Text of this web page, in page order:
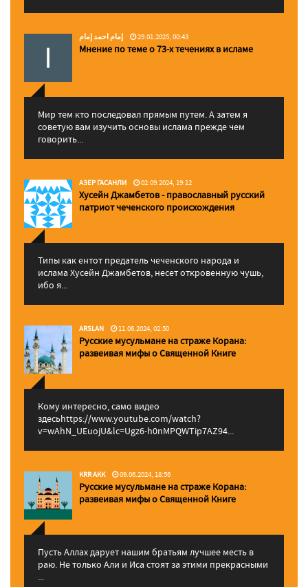
إمام احمد إمام 29.01.2025, 00:43
Мнение по теме о 73-х течениях в исламе
Мир тем кто последовал прямым путем. А затем я
советую вам изучить основы ислама прежде чем
говорить...
АЗЕР ГАСАНЛИ 02.09.2024, 19:12
Хусейн Джамбетов - православный русский
патриот чеченского происхождения
Типы как ентот предатель чеченского народа и
ислама Хусейн Джамбетов, несет откровенную чушь,
ибо я...
ARSLAN 11.06.2024, 02:50
Русские мусульмане на страже Корана:
pазвеивая мифы о Священной Книге
Кому интересно, само видео
здесьhttps://www.youtube.com/watch?
v=wAhN_UEuojU&lc=Ugz6-h0nMPQWTip7AZ94...
KRR AKK 09.06.2024, 18:56
Русские мусульмане на страже Корана:
pазвеивая мифы о Священной Книге
Пусть Аллах дарует нашим братьям лучшее месть в
раю. Не только Али и Иса стоят за этими прекрасными
...